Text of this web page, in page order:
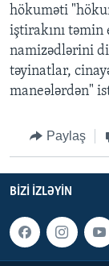
hökuməti
iştirakını
namizədlərini
təyinatlar,
maneələrdən"
Paylaş
BIZI IZLƏYIN